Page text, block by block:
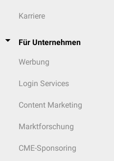
Karriere
Für Unternehmen
Werbung
Login Services
Content Marketing
Marktforschung
CME-Sponsoring